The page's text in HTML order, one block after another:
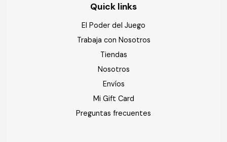
Quick links
El Poder del Juego
Trabaja con Nosotros
Tiendas
Nosotros
Envíos
Mi Gift Card
Preguntas frecuentes